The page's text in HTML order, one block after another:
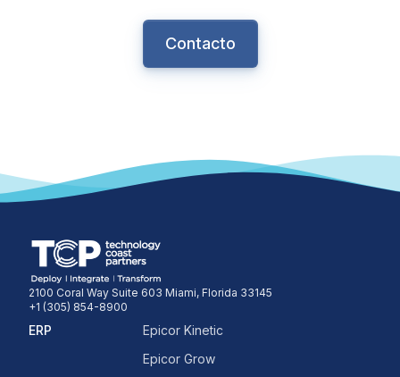
Contacto
2100 Coral Way Suite 603 Miami, Florida 33145
+1 (305) 854-8900
ERP
Epicor Kinetic
Epicor Grow